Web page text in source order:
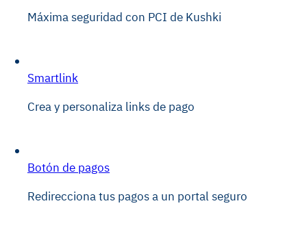
Máxima seguridad con PCI de Kushki
Smartlink
Crea y personaliza links de pago
Botón de pagos
Redirecciona tus pagos a un portal seguro